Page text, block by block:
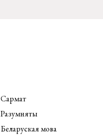
Сармат
Разумняты
Беларуская мова